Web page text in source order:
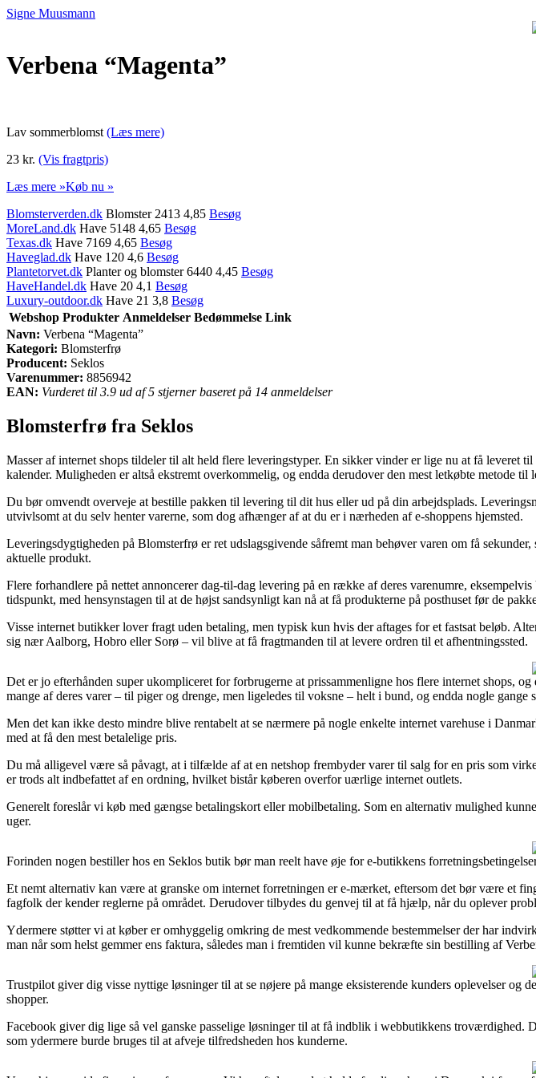
Signe Muusmann
Verbena “Magenta”
Lav sommerblomst (Læs mere)
23 kr. (Vis fragtpris)
Læs mere »Køb nu »
Blomsterverden.dk Blomster 2413 4,85 Besøg
MoreLand.dk Have 5148 4,65 Besøg
Texas.dk Have 7169 4,65 Besøg
Haveglad.dk Have 120 4,6 Besøg
Plantetorvet.dk Planter og blomster 6440 4,45 Besøg
HaveHandel.dk Have 20 4,1 Besøg
Luxury-outdoor.dk Have 21 3,8 Besøg
Webshop Produkter Anmeldelser Bedømmelse Link
Navn: Verbena “Magenta”
Kategori: Blomsterfrø
Producent: Seklos
Varenummer: 8856942
EAN: Vurderet til 3.9 ud af 5 stjerner baseret på 14 anmeldelser
Blomsterfrø fra Seklos
Masser af internet shops tildeler til alt held flere leveringstyper. En sikker vinder er lige nu at få leveret
kalender. Muligheden er altså ekstremt overkommelig, og endda derudover den mest letkøbte metode til
Du bør omvendt overveje at bestille pakken til levering til dit hus eller ud på din arbejdsplads.
utvivlsomt at du selv henter varerne, som dog afhænger af at du er i nærheden af e-shoppens hjemsted.
Leveringsdygtigheden på Blomsterfrø er ret udslagsgivende såfremt man behøver varen om få
aktuelle produkt.
Flere forhandlere på nettet annoncerer dag-til-dag levering på en række af deres varenumre,
tidspunkt, med hensynstagen til at de højst sandsynligt kan nå at få produkterne på posthuset før de
Visse internet butikker lover fragt uden betaling, men typisk kun hvis der aftages for et fastsat beløb.
sig nær Aalborg, Hobro eller Sorø – vil blive at få fragtmanden til at levere ordren til et afhentningssted.
Det er jo efterhånden super ukompliceret for forbrugerne at prissammenligne hos flere internet shops,
mange af deres varer – til piger og drenge, men ligeledes til voksne – helt i bund, og endda nogle gange
Men det kan ikke desto mindre blive rentabelt at se nærmere på nogle enkelte internet varehuse i
med at få den mest betalelige pris.
Du må alligevel være så påvagt, at i tilfælde af at en netshop frembyder varer til salg for en pris som
er trods alt indbefattet af en ordning, hvilket bistår køberen overfor uærlige internet outlets.
Generelt foreslår vi køb med gængse betalingskort eller mobilbetaling. Som en alternativ mulighed
uger.
Forinden nogen bestiller hos en Seklos butik bør man reelt have øje for e-butikkens
Et nemt alternativ kan være at granske om internet forretningen er e-mærket, eftersom det bør være et
fagfolk der kender reglerne på området. Derudover tilbydes du genvej til at få hjælp, når du oplever
Ydermere støtter vi at køber er omhyggelig omkring de mest vedkommende bestemmelser der har
man når som helst gemmer ens faktura, således man i fremtiden vil kunne bekræfte sin bestilling af
Trustpilot giver dig visse nyttige løsninger til at se nøjere på mange eksisterende kunders oplevelser og
shopper.
Facebook giver dig lige så vel ganske passelige løsninger til at få indblik i webbutikkens troværdighed.
som ydermere burde bruges til at afveje tilfredsheden hos kunderne.